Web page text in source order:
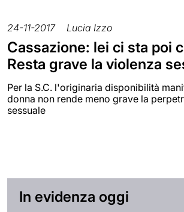
24-11-2017 Lucia Izzo
Cassazione: lei ci sta poi
Resta grave la violenza
Per la S.C. l'originaria disponibilità
donna non rende meno grave la
sessuale
In evidenza oggi